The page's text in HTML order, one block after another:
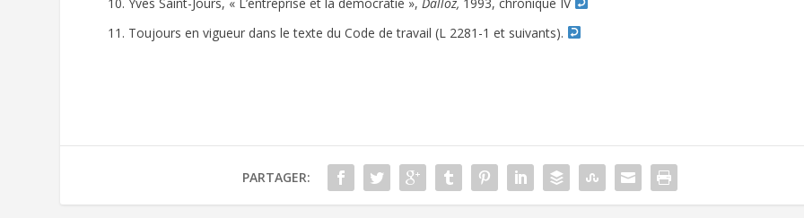
Toujours en vigueur dans le texte du Code de travail (L 2281-1 et suivants).
PARTAGER: